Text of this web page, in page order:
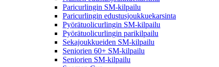
Paricurlingin SM-kilpailu
Paricurlingin edustusjoukkuekarsinta
Pyörätuolicurlingin SM-kilpailu
Pyörätuolicurlingin parikilpailu
Sekajoukkueiden SM-kilpailu
Seniorien 60+ SM-kilpailu
Seniorien SM-kilpailu